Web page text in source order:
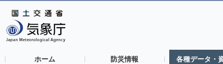
ホーム 防災情報 各種データ・